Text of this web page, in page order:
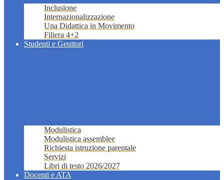
Inclusione
Internazionalizzazione
Una Didattica in Movimento
Filiera 4+2
Studenti e Genitori
Modulistica
Modulistica assemblee
Richiesta istruzione parentale
Servizi
Libri di testo 2026/2027
Docenti e ATA